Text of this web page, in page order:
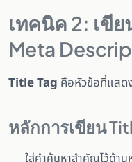
เทคนิค 2: เขีย
Meta
Title Tag คือหัวข้อที่แสด
หลักการเขียน
ใส่คำค้นหาสำคัญไว้ด้าน